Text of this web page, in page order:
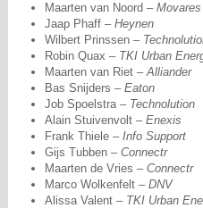
Maarten van Noord –Movares
Jaap Phaff –Heynen
Wilbert Prinssen –
Robin Quax – TKI Urban
Maarten van Riet –Alliander
Bas Snijders –Eaton
Job Spoelstra – Technolution
Alain Stuivenvolt –Enexis
Frank Thiele –Info Support
Gijs Tubben –Connectr
Maarten de Vries –Connectr
Marco Wolkenfelt –DNV
Alissa Valent – TKI Urban